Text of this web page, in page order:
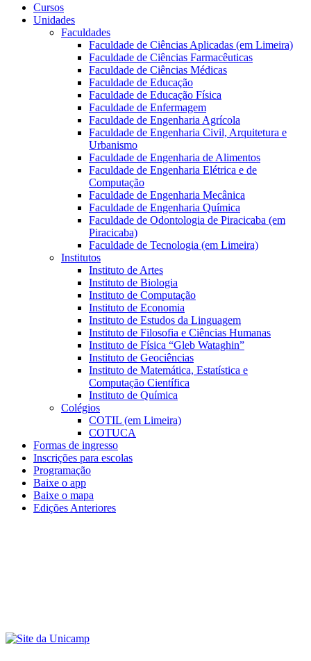
Cursos
Unidades
Faculdades
Faculdade de Ciências Aplicadas (em Limeira)
Faculdade de Ciências Farmacêuticas
Faculdade de Ciências Médicas
Faculdade de Educação
Faculdade de Educação Física
Faculdade de Enfermagem
Faculdade de Engenharia Agrícola
Faculdade de Engenharia Civil, Arquitetura e
Urbanismo
Faculdade de Engenharia de Alimentos
Faculdade de Engenharia Elétrica e de
Computação
Faculdade de Engenharia Mecânica
Faculdade de Engenharia Química
Faculdade de Odontologia de Piracicaba (em
Piracicaba)
Faculdade de Tecnologia (em Limeira)
Institutos
Instituto de Artes
Instituto de Biologia
Instituto de Computação
Instituto de Economia
Instituto de Estudos da Linguagem
Instituto de Filosofia e Ciências Humanas
Instituto de Física “Gleb Wataghin”
Instituto de Geociências
Instituto de Matemática, Estatística e
Computação Científica
Instituto de Química
Colégios
COTIL (em Limeira)
COTUCA
Formas de ingresso
Inscrições para escolas
Programação
Baixe o app
Baixe o mapa
Edições Anteriores